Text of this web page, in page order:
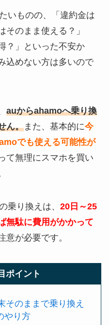
いものの、「違約金は
そのまま使える？」
？」といった不安か
込めない方は多いので
auからahamoへ乗り換
ん。また、基本的に今
でも使える可能性が
て無理にスマホを買い
乗り換えは、 20日～25
無駄に費用がかかって
意が必要です。
ポイント
そのままで乗り換え
やり方